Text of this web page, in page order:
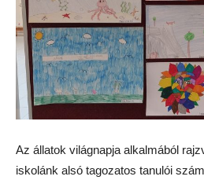
Iskola
Az állatok világnapja alkalmából
iskolánk alsó tagozatos tanulói